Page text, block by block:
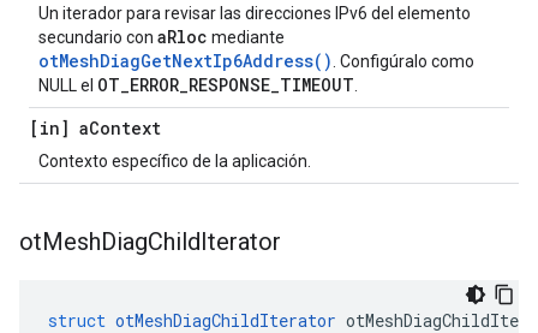
Un iterador para revisar las direcciones IPv6 del elemento
secundario con aRloc mediante
otMeshDiagGetNextIp6Address() . Configúralo como
NULL el OT_ERROR_RESPONSE_TIMEOUT
[in] aContext
Contexto específico de la aplicación.
otMeshDiagChildIterator
struct otMeshDiagChildIterator